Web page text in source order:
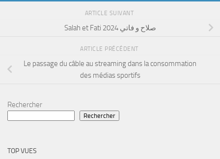
ARTICLE SUIVANT
Salah et Fati 2024 صلاح و فاتي
ARTICLE PRÉCÉDENT
Le passage du câble au streaming dans la consommation
des médias sportifs
Rechercher
Rechercher
TOP VUES